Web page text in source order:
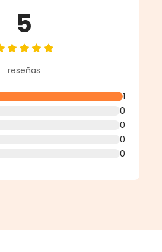
5
Calificación promedio de 5 de 5
reseñas
1
0
0
0
0